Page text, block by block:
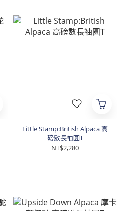
Little Stamp:British Alpaca 高
磅數長袖圓T
NT$2,280